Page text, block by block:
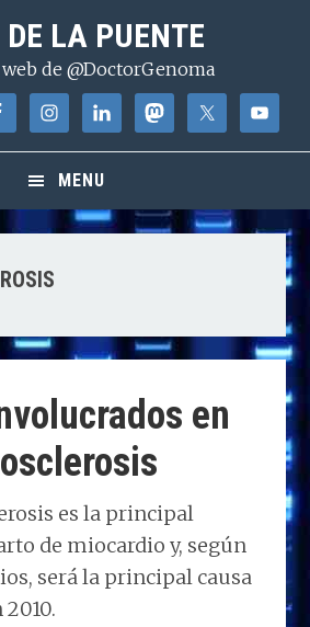
LA PUENTE
de @DoctorGenoma
MENU
en
es la principal
de miocardio y, según
será la principal causa